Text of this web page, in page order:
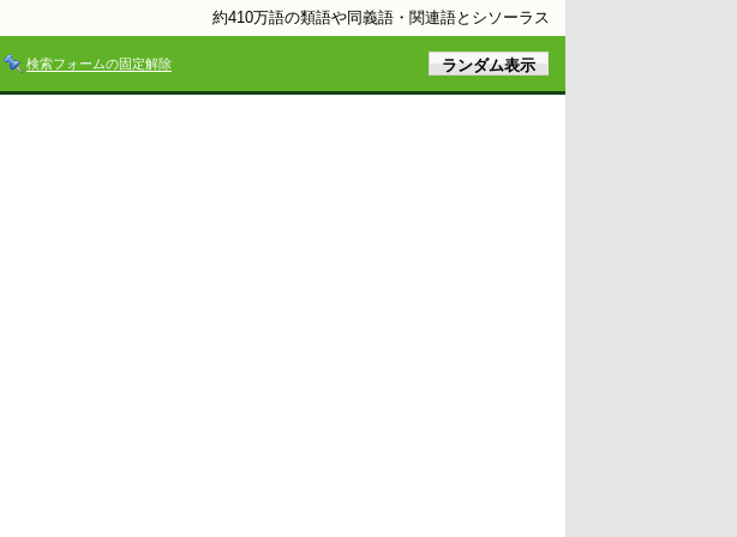
約410万語の類語や同義語・関連語とシソーラス
検索フォームの固定解除